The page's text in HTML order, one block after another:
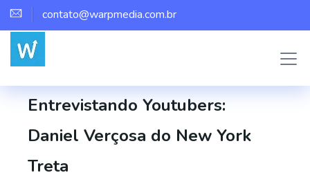
contato@warpmedia.com.br
Entrevistando Youtubers:
Daniel Verçosa do New York
Treta